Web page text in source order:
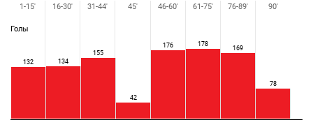
Голы
132 134
155
42
176 178
169
78
1-15' 16-30' 31-44' 45' 46-60' 61-75' 76-89' 90'